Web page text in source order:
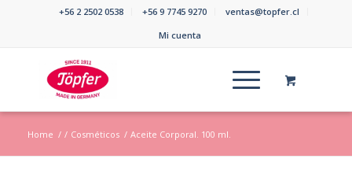
+56 2 2502 0538 +56 9 7745 9270
ventas@topfer.cl
Mi cuenta
Home / / Cosméticos / Aceite Corporal. 100 ml.